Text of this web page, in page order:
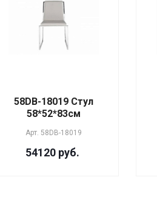
58DB-18019 Стул
58*52*83см
Арт. 58DB-18019
54120 руб.